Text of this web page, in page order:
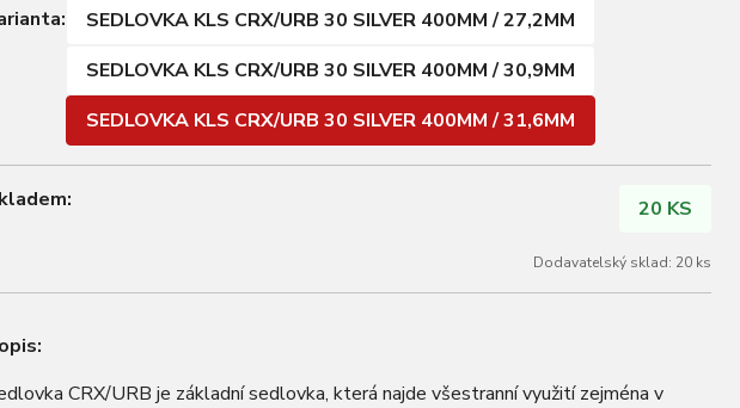
SEDLOVKA KLS CRX/URB 30 SILVER 400MM / 27,2MM
SEDLOVKA KLS CRX/URB 30 SILVER 400MM / 30,9MM
SEDLOVKA KLS CRX/URB 30 SILVER 400MM / 31,6MM
20 KS
Dodavatelský sklad: 20 ks
CRX/URB je základní sedlovka, která najde všestranní využití zejména v